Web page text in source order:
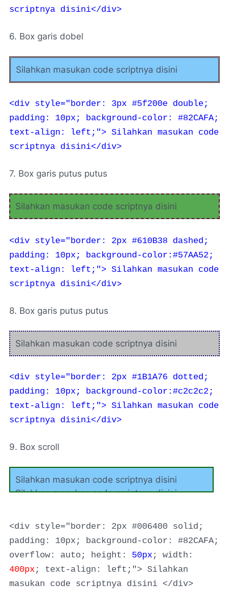
scriptnya disini</div>
6. Box garis dobel
Silahkan masukan code scriptnya disini
<div style="border: 3px #5f200e double;
padding: 10px; background-color: #82CAFA;
text-align: left;"> Silahkan masukan code
scriptnya disini</div>
7. Box garis putus putus
Silahkan masukan code scriptnya disini
<div style="border: 2px #610B38 dashed;
padding: 10px; background-color:#57AA52;
text-align: left;"> Silahkan masukan code
scriptnya disini</div>
8. Box garis putus putus
Silahkan masukan code scriptnya disini
<div style="border: 2px #1B1A76 dotted;
padding: 10px; background-color:#c2c2c2;
text-align: left;"> Silahkan masukan code
scriptnya disini</div>
9. Box scroll
Silahkan masukan code scriptnya disini
Silahkan masukan code scriptnya disini
Silahkan masukan code scriptnya disini
Silahkan masukan code scriptnya disini
<div style="border: 2px #006400 solid;
padding: 10px; background-color: #82CAFA;
overflow: auto; height: 50px; width:
400px; text-align: left;"> Silahkan
masukan code scriptnya disini </div>